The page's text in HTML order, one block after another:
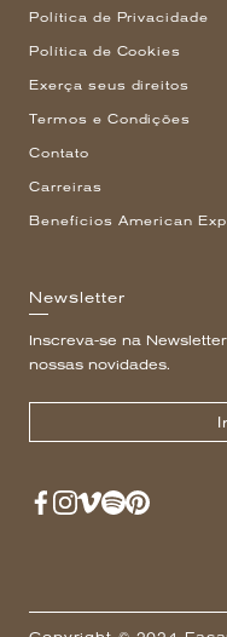
Política de Privacidade
Política de Cookies
Exerça seus direitos
Termos e Condições
Contato
Carreiras
Benefícios American
Newsletter
Inscreva-se na
nossas novidades.